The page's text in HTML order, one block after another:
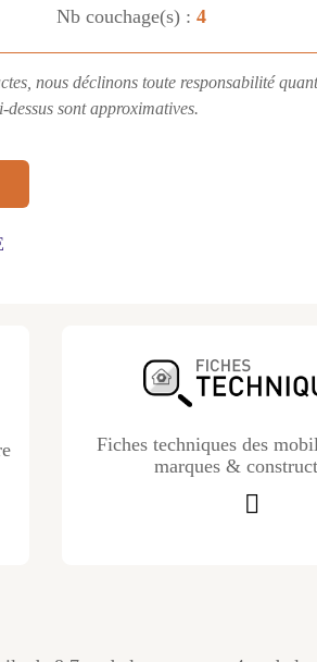
Nb couchage(s) :4
nous déclinons toute responsabilité
sont approximatives.
Fiches techniques des
marques &